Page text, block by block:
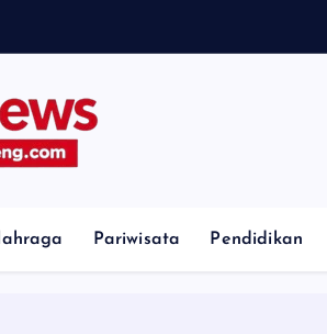
Pariwisata Pendidikan